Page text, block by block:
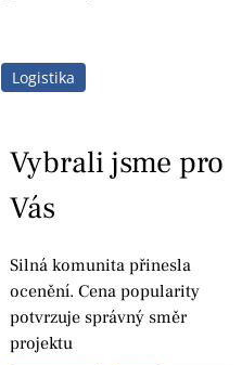
Logistika
Vybrali jsme pro
Vás
Silná komunita přinesla
ocenění. Cena popularity
potvrzuje správný směr
projektu